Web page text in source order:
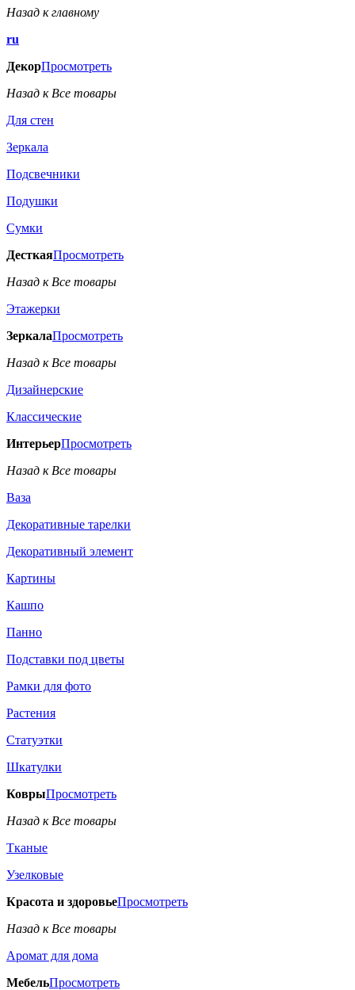
Назад к главному
ru
ДекорПросмотреть
Назад к Все товары
Для стен
Зеркала
Подсвечники
Подушки
Сумки
ДесткаяПросмотреть
Назад к Все товары
Этажерки
ЗеркалаПросмотреть
Назад к Все товары
Дизайнерские
Классические
ИнтерьерПросмотреть
Назад к Все товары
Ваза
Декоративные тарелки
Декоративный элемент
Картины
Кашпо
Панно
Подставки под цветы
Рамки для фото
Растения
Статуэтки
Шкатулки
КоврыПросмотреть
Назад к Все товары
Тканые
Узелковые
Красота и здоровьеПросмотреть
Назад к Все товары
Аромат для дома
МебельПросмотреть